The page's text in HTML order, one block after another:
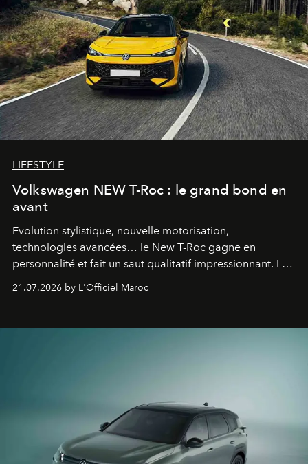
LIFESTYLE
Volkswagen NEW T-Roc : le grand bond en
avant
Evolution stylistique, nouvelle motorisation,
technologies avancées… le New T-Roc gagne en
personnalité et fait un saut qualitatif impressionnant. Le
fétiche pour le rendre plus premium. Et le pari semble
21.07.2026 by L'Officiel Maroc